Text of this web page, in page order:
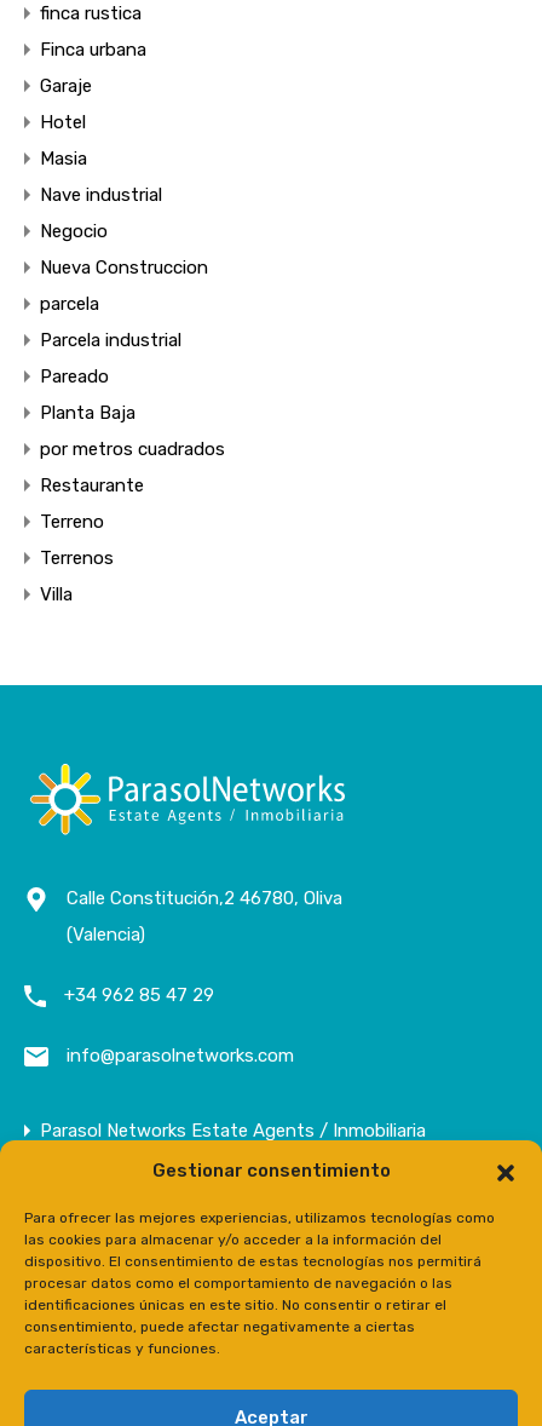
Gestionar consentimiento
Para ofrecer las mejores experiencias, utilizamos tecnologías como
las cookies para almacenar y/o acceder a la información del
dispositivo. El consentimiento de estas tecnologías nos permitirá
procesar datos como el comportamiento de navegación o las
identificaciones únicas en este sitio. No consentir o retirar el
consentimiento, puede afectar negativamente a ciertas
características y funciones.
Aceptar
finca rustica
Finca urbana
Garaje
Hotel
Masia
Nave industrial
Negocio
Nueva Construccion
parcela
Parcela industrial
Pareado
Planta Baja
por metros cuadrados
Restaurante
Terreno
Terrenos
Villa
Calle Constitución,2 46780, Oliva
(Valencia)
+34 962 85 47 29
info@parasolnetworks.com
Parasol Networks Estate Agents / Inmobiliaria
Inmuebles
Contacto
Prensa